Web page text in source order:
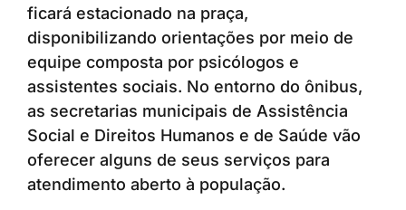
ficará estacionado na praça,
disponibilizando orientações por meio de
equipe composta por psicólogos e
assistentes sociais. No entorno do ônibus,
as secretarias municipais de Assistência
Social e Direitos Humanos e de Saúde vão
oferecer alguns de seus serviços para
atendimento aberto à população.